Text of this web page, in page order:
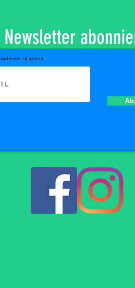
Newsletter
eingeben